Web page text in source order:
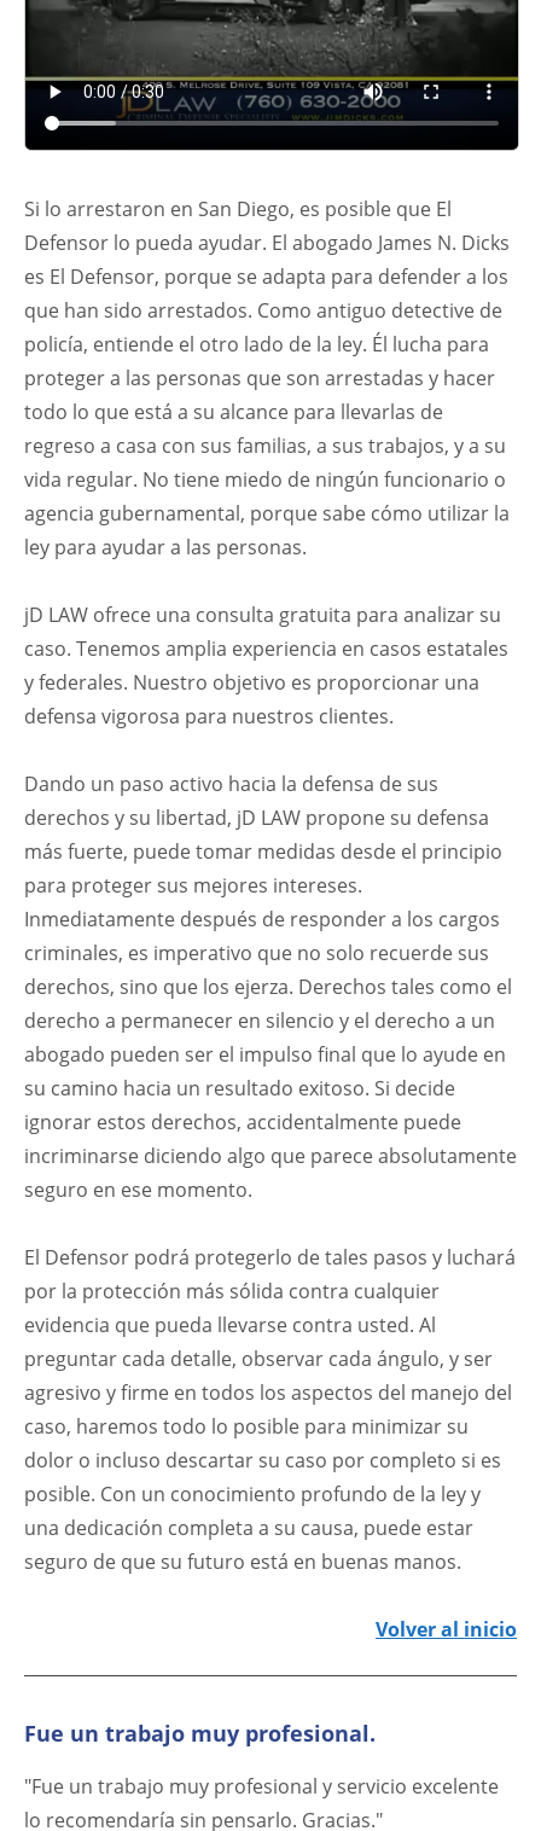
Si lo arrestaron en San Diego, es posible que El
Defensor lo pueda ayudar. El abogado James N. Dicks
es El Defensor, porque se adapta para defender a los
que han sido arrestados. Como antiguo detective de
policía, entiende el otro lado de la ley. Él lucha para
proteger a las personas que son arrestadas y hacer
todo lo que está a su alcance para llevarlas de
regreso a casa con sus familias, a sus trabajos, y a su
vida regular. No tiene miedo de ningún funcionario o
agencia gubernamental, porque sabe cómo utilizar la
ley para ayudar a las personas.
jD LAW ofrece una consulta gratuita para analizar su
caso. Tenemos amplia experiencia en casos estatales
y federales. Nuestro objetivo es proporcionar una
defensa vigorosa para nuestros clientes.
Dando un paso activo hacia la defensa de sus
derechos y su libertad, jD LAW propone su defensa
más fuerte, puede tomar medidas desde el principio
para proteger sus mejores intereses.
Inmediatamente después de responder a los cargos
criminales, es imperativo que no solo recuerde sus
derechos, sino que los ejerza. Derechos tales como el
derecho a permanecer en silencio y el derecho a un
abogado pueden ser el impulso final que lo ayude en
su camino hacia un resultado exitoso. Si decide
ignorar estos derechos, accidentalmente puede
incriminarse diciendo algo que parece absolutamente
seguro en ese momento.
El Defensor podrá protegerlo de tales pasos y luchará
por la protección más sólida contra cualquier
evidencia que pueda llevarse contra usted. Al
preguntar cada detalle, observar cada ángulo, y ser
agresivo y firme en todos los aspectos del manejo del
caso, haremos todo lo posible para minimizar su
dolor o incluso descartar su caso por completo si es
posible. Con un conocimiento profundo de la ley y
una dedicación completa a su causa, puede estar
seguro de que su futuro está en buenas manos.
Volver al inicio
Fue un trabajo muy profesional.
"Fue un trabajo muy profesional y servicio excelente
lo recomendaría sin pensarlo. Gracias."